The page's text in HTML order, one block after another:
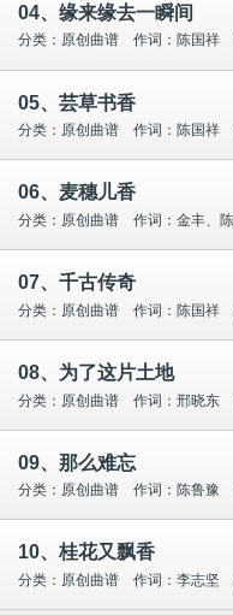
04、缘来缘去一瞬间
分类：原创曲谱 作词：陈国祥
05、芸草书香
分类：原创曲谱 作词：陈国祥
06、麦穗儿香
分类：原创曲谱 作词：金丰、
07、千古传奇
分类：原创曲谱 作词：陈国祥
08、为了这片土地
分类：原创曲谱 作词：邢晓东
09、那么难忘
分类：原创曲谱 作词：陈鲁豫
10、桂花又飘香
分类：原创曲谱 作词：李志坚